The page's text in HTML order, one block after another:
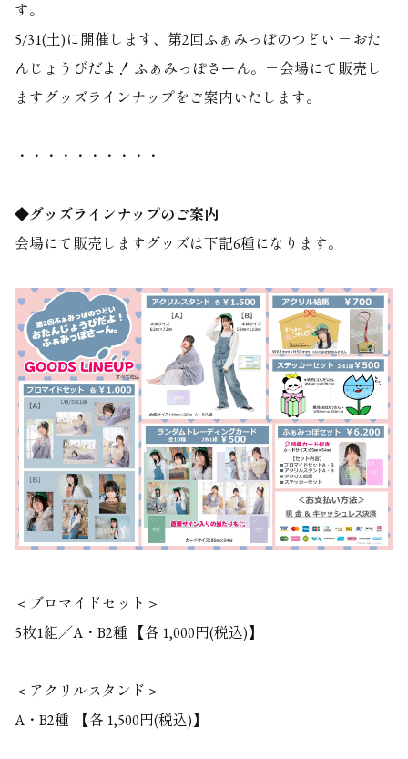
す。
5/31(土)に開催します、第2回ふぁみっぽのつどい －おた
んじょうびだよ！ ふぁみっぽさーん。－会場にて販売し
ますグッズラインナップをご案内いたします。
・・・・・・・・・・
◆グッズラインナップのご案内
会場にて販売しますグッズは下記6種になります。
＜ブロマイドセット＞
5枚1組／A・B2種 【各 1,000円(税込)】
＜アクリルスタンド＞
A・B2種 【各 1,500円(税込)】